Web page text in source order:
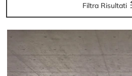
Filtra Risultati